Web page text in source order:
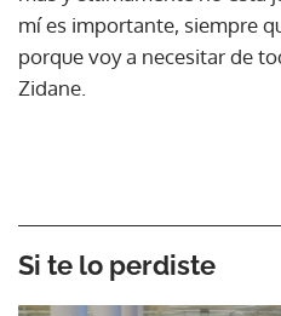
mí es importante, siempre
porque voy a necesitar de
Zidane.
Si te lo perdiste